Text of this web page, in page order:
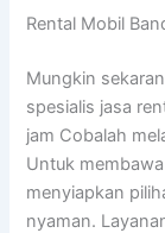
Rental Mobil
Mungkin
spesialis jasa
jam Cobalah
Untuk
menyiapkan
nyaman.